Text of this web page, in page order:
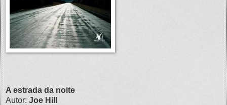
A estrada da noite
Autor: Joe Hill